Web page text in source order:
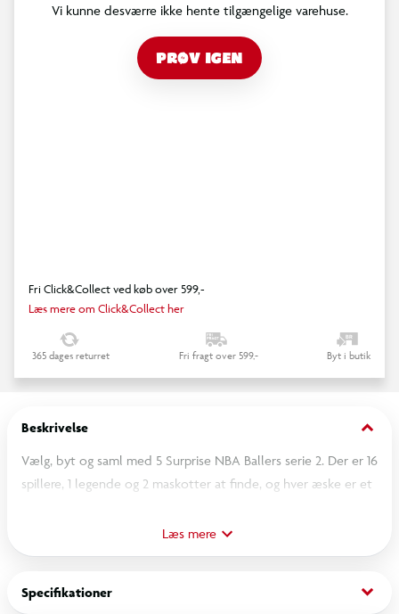
Vi kunne desværre ikke hente tilgængelige varehuse.
PRØV IGEN
Fri Click&Collect ved køb over 599,-
Læs mere om Click&Collect her
365 dages returret Fri fragt over 599,- Byt i butik
Beskrivelse keyboard_arrow_down
Vælg, byt og saml med 5 Surprise NBA Ballers serie 2. Der er 16
spillere, 1 legende og 2 maskotter at finde, og hver æske er et
miniature basketball og 2 episke overraskelser. Vil du pakke
basketringen og launcheren ud, eller et trofæ eller måske den
samle på, så det er tid til at sætte bolden i spil og fuldende
Læs mere
Specifikationer keyboard_arrow_down